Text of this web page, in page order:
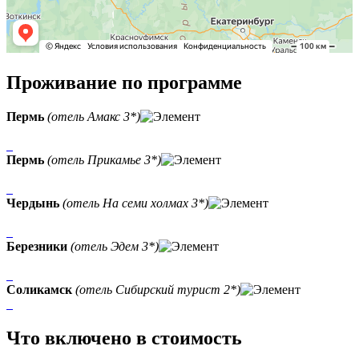
Проживание по программе
Пермь (отель Амакс 3*)
Пермь (отель Прикамье 3*)
Чердынь (отель На семи холмах 3*)
Березники (отель Эдем 3*)
Соликамск (отель Сибирский турист 2*)
Что включено в стоимость